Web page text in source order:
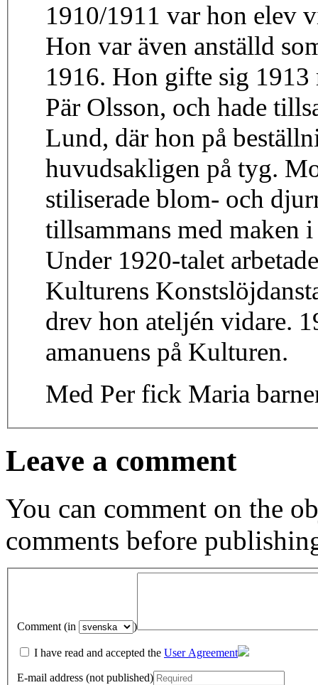
1910/1911 var hon elev
Hon var även anställd
1916. Hon gifte sig 1913
Pär Olsson, och hade
Lund, där hon på
huvudsakligen på tyg.
stiliserade blom- och
tillsammans med maken
Under 1920-talet
Kulturens
drev hon ateljén vidare.
amanuens på Kulturen.
Med Per fick Maria
Leave a comment
You can comment on the
comments before
Comment (in )
I have read and accepted the User Agreement
E-mail address (not published)